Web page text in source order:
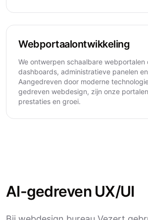
Webportaalontwikkeling
We ontwerpen schaalbare webportalen
dashboards, administratieve panelen
Aangedreven door moderne
gedreven webdesign, zijn onze
prestaties en groei.
AI-gedreven UX/UI